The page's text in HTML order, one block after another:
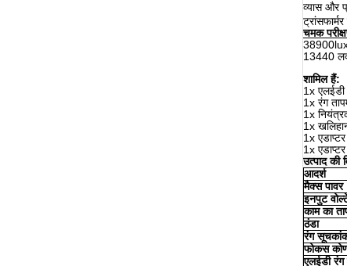
व्यास और
चमक
13440
शामिल हैं:
1x एलईडी
1x रंग
1x
1x
1x एडाप्टर
1x
उत्पाद की
आदर्श
मैक्स पावर
इनपुट
काम का
ठंडा
रंग
फोकस
एलईडी रंग